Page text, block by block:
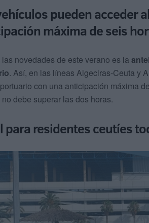
pueden acceder
máxima de seis
novedades de este verano es la
. Así, en las líneas Algeciras-Ceuta y
con una anticipación máxima
debe superar las dos horas.
para residentes ceutíes